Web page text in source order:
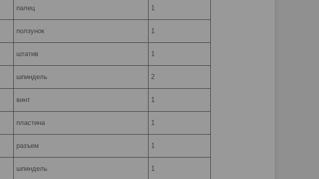
палец 1
ползунок 1
штатив 1
шпиндель 2
винт 1
пластина 1
разъем 1
шпиндель 1